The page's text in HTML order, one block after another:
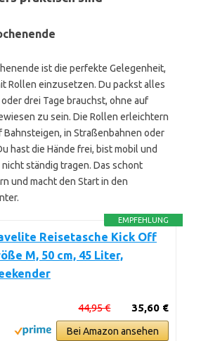
ist die perfekte Gelegenheit,
Rollen einzusetzen. Du packst alles
drei Tage brauchst, ohne auf
zu sein. Die Rollen erleichtern
Bahnsteigen, in Straßenbahnen oder
hast die Hände frei, bist mobil und
ständig tragen. Das schont
und macht den Start in den
EMPFEHLUNG
Reisetasche Kick Off
M, 50 cm, 45 Liter,
35,60 €
44,95 €
Bei Amazon ansehen